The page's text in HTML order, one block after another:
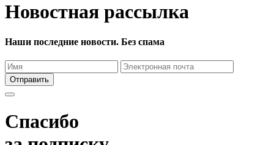
Новостная рассылка
Наши последние новости. Без спама
Отправить
Спасибо